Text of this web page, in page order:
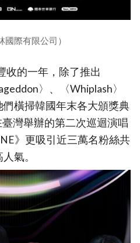
國際有限公司）
收的一年，除了推出
〉、〈Whiplash〉
橫掃韓國年末各大頒獎典
灣舉辦的第二次巡迴演唱
》更吸引近三萬名粉絲共
氣。